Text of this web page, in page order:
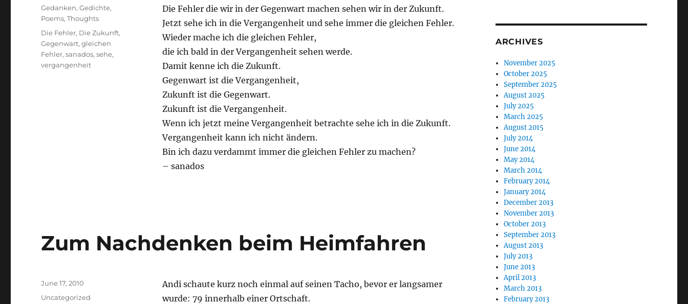
Die Fehler die wir in der Gegenwart machen sehen wir in der Zukunft.
Jetzt sehe ich in die Vergangenheit und sehe immer die gleichen Fehler.
Wieder mache ich die gleichen Fehler,
die ich bald in der Vergangenheit sehen werde.
Damit kenne ich die Zukunft.
Gegenwart ist die Vergangenheit,
Zukunft ist die Gegenwart.
Zukunft ist die Vergangenheit.
Wenn ich jetzt meine Vergangenheit betrachte sehe ich in die Zukunft.
Vergangenheit kann ich nicht ändern.
Bin ich dazu verdammt immer die gleichen Fehler zu machen?
– sanados
Categories
Gedanken,Gedichte,
Poems,Thoughts
Tags
Die Fehler, Die Zukunft,
Gegenwart,gleichen
Fehler,sanados,sehe,
vergangenheit
Zum Nachdenken beim Heimfahren
Andi schaute kurz noch einmal auf seinen Tacho, bevor er langsamer
wurde: 79 innerhalb einer Ortschaft.
Posted
June 17, 2010
Categories
Uncategorized
ARCHIVES
November 2025
October 2025
September 2025
August 2025
July 2025
March 2025
August 2015
July 2014
June 2014
May 2014
March 2014
February 2014
January 2014
December 2013
November 2013
October 2013
September 2013
August 2013
July 2013
June 2013
April 2013
March 2013
February 2013